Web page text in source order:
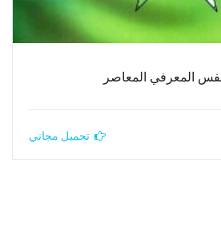
المعرفي المعاصر
تحميل مجاني